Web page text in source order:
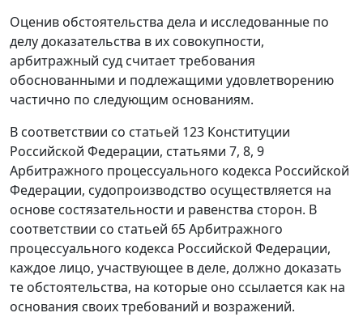
Оценив обстоятельства дела и исследованные по
делу доказательства в их совокупности,
арбитражный суд считает требования
обоснованными и подлежащими удовлетворению
частично по следующим основаниям.
В соответствии со статьей 123 Конституции
Российской Федерации, статьями 7, 8, 9
Арбитражного процессуального кодекса Российской
Федерации, судопроизводство осуществляется на
основе состязательности и равенства сторон. В
соответствии со статьей 65Арбитражного
процессуального кодекса Российской Федерации,
каждое лицо, участвующее в деле, должно доказать
те обстоятельства, на которые оно ссылается как на
основания своих требований и возражений.